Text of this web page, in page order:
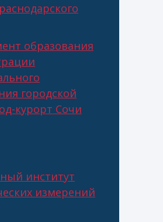
образования
городской
курорт Сочи
институт
измерений